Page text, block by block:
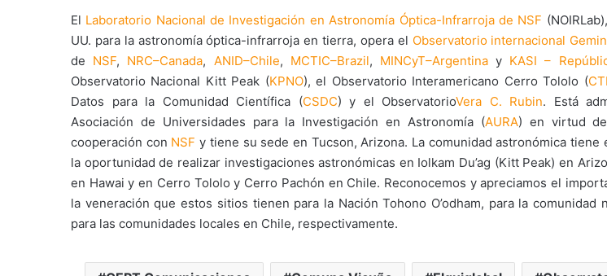
El Laboratorio Nacional de Investigación en Astronomía Óptica-Infrarroja de NSF
UU. para la astronomía óptica-infrarroja en tierra, opera el Observatorio internacional
de NSF, NRC–Canada, ANID–Chile, MCTIC–Brazil, MINCyT–Argentinay KASI –
Observatorio Nacional Kitt Peak (KPNO), el Observatorio Interamericano Cerro Tololo (
Datos para la Comunidad Científica (CSDC) y el ObservatorioVera C. Rubin. Está
Asociación de Universidades para la Investigación en Astronomía (AURA) en virtud
cooperación con NSF y tiene su sede en Tucson, Arizona. La comunidad astronómica
la oportunidad de realizar investigaciones astronómicas en Iolkam Du’ag (Kitt Peak) en
en Hawai y en Cerro Tololo y Cerro Pachón en Chile. Reconocemos y apreciamos el
la veneración que estos sitios tienen para la Nación Tohono O’odham, para la comunidad
para las comunidades locales en Chile, respectivamente.